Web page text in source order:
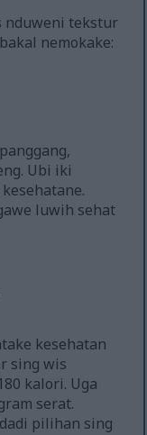
nduweni tekstur
nemokake:
Ubi iki
luwih sehat
kesehatan
sing wis
kalori. Uga
serat.
pilihan sing